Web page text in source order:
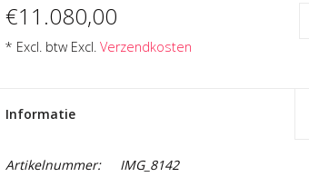
€11.080,00
* Excl. btw Excl. Verzendkosten
Informatie
Artikelnummer:
IMG_8142